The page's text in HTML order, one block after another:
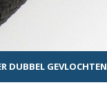
DUBBEL GEVLOCHTEN